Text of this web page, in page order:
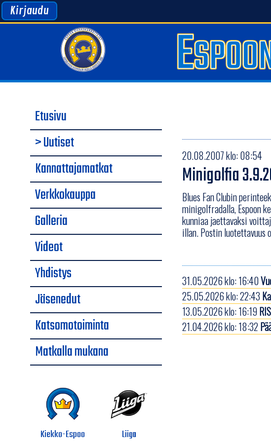
Kirjaudu
Etusivu
> Uutiset
Kannattajamatkat
Verkkokauppa
Galleria
Videot
Yhdistys
Jäsenedut
Katsomotoiminta
Matkalla mukana
Kiekko-Espoo Liiga
20.08.2007 klo: 08:54
Minigolfia
Blues Fan Clubin
minigolfradalla, Espoon
kunniaa jaettavaksi
illan. Postin luotettavuus
31.05.2026 klo: 16:40
25.05.2026 klo: 22:43
13.05.2026 klo: 16:19
21.04.2026 klo: 18:32